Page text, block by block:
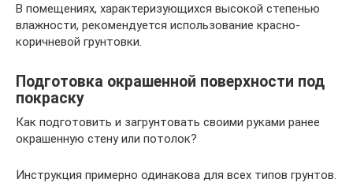
В помещениях, характеризующихся высокой степенью
влажности, рекомендуется использование красно-
коричневой грунтовки.
Подготовка окрашенной поверхности под
покраску
Как подготовить и загрунтовать своими руками ранее
окрашенную стену или потолок?
Инструкция примерно одинакова для всех типов грунтов.